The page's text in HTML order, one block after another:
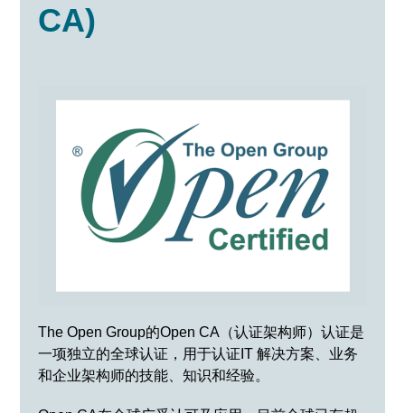
CA)
The Open Group的Open CA（认证架构师）认证是
一项独立的全球认证，用于认证IT 解决方案、业务
和企业架构师的技能、知识和经验。